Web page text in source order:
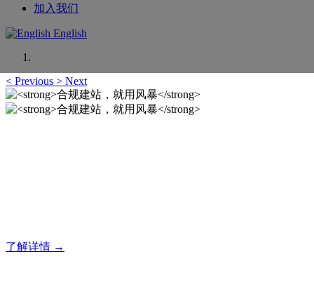
加入我们
English
< Previous > Next
了解详情 →